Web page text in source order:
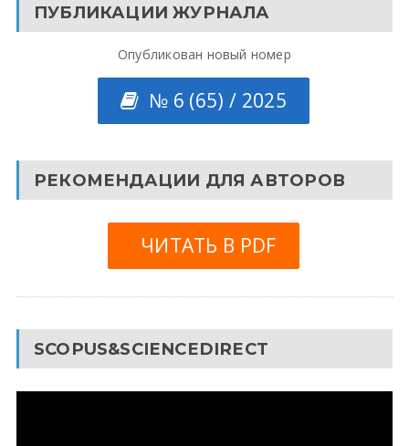
ПУБЛИКАЦИИ ЖУРНАЛА
Опубликован новый номер
№ 6 (65) / 2025
РЕКОМЕНДАЦИИ ДЛЯ АВТОРОВ
ЧИТАТЬ В PDF
SCOPUS&SCIENCEDIRECT